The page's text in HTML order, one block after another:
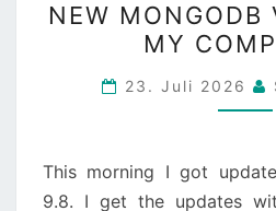
ON
MY
NEW MONGODB
MY
23. Juli 2026
This morning I got
9.8. I get the updates